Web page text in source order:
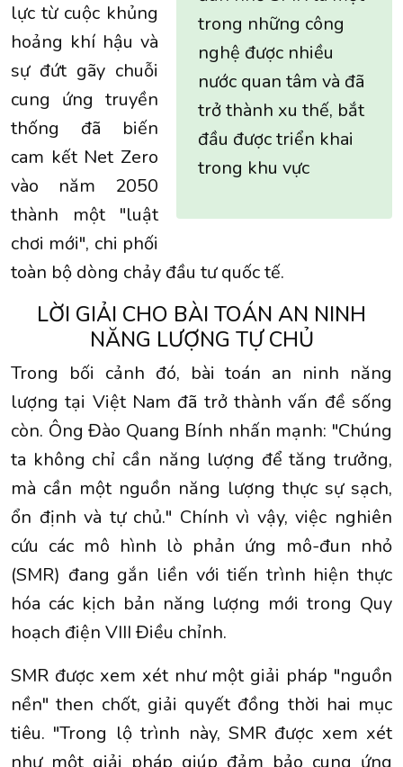
trong những công
nghệ được nhiều
nước quan tâm và đã
trở thành xu thế, bắt
đầu được triển khai
trong khu vực
lực từ cuộc khủng
hoảng khí hậu và
sự đứt gãy chuỗi
cung ứng truyền
thống đã biến
cam kết Net Zero
vào năm 2050
thành một "luật
chơi mới", chi phối
toàn bộ dòng chảy đầu tư quốc tế.
LỜI GIẢI CHO BÀI TOÁN AN NINH
NĂNG LƯỢNG TỰ CHỦ
Trong bối cảnh đó, bài toán an ninh năng
lượng tại Việt Nam đã trở thành vấn đề sống
còn. Ông Đào Quang Bính nhấn mạnh: "Chúng
ta không chỉ cần năng lượng để tăng trưởng,
mà cần một nguồn năng lượng thực sự sạch,
ổn định và tự chủ." Chính vì vậy, việc nghiên
cứu các mô hình lò phản ứng mô-đun nhỏ
(SMR) đang gắn liền với tiến trình hiện thực
hóa các kịch bản năng lượng mới trong Quy
hoạch điện VIII Điều chỉnh.
SMR được xem xét như một giải pháp "nguồn
nền" then chốt, giải quyết đồng thời hai mục
tiêu. "Trong lộ trình này, SMR được xem xét